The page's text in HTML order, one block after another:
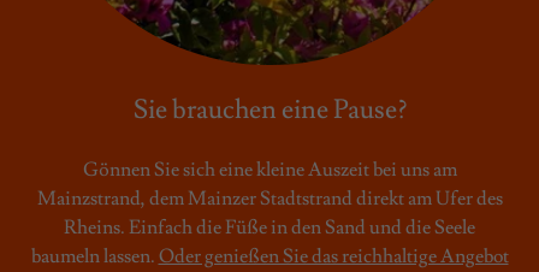
Sie brauchen eine Pause?
Gönnen Sie sich eine kleine Auszeit bei uns am
Mainzstrand, dem Mainzer Stadtstrand direkt am Ufer des
Rheins. Einfach die Füße in den Sand und die Seele
baumeln lassen. Oder genießen Sie das reichhaltige Angebot